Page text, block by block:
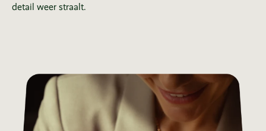
detail weer straalt.